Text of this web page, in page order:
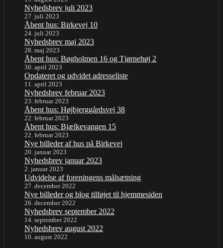
Nyhedsbrev juli 2023
27. juli 2023
Åbent hus: Birkevej 10
24. juli 2023
Nyhedsbrev maj 2023
28. maj 2023
Åbent hus: Bøgholmen 16 og Tjørnehøj 2
30. april 2023
Opdateret og udvidet adresseliste
11. april 2023
Nyhedsbrev februar 2023
23. februar 2023
Åbent hus: Højbjerggårdsvej 38
22. februar 2023
Åbent hus: Bjælkevangen 15
22. februar 2023
Nye billeder af hus på Birkevej
20. januar 2023
Nyhedsbrev januar 2023
2. januar 2023
Udvidelse af foreningens målsætning
27. december 2022
Nye billeder og blog tilføjet til hjemmesiden
26. december 2022
Nyhedsbrev september 2022
14. september 2022
Nyhedsbrev august 2022
10. august 2022